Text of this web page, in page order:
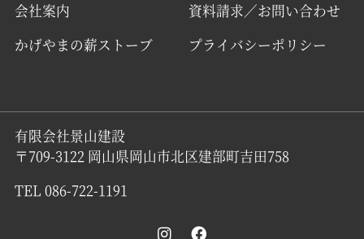
会社案内
かげやまの薪ストーブ
資料請求／お問い合わせ
プライバシーポリシー
有限会社景山建設
〒709-3122 岡山県岡山市北区建部町吉田758
TEL 086-722-1191